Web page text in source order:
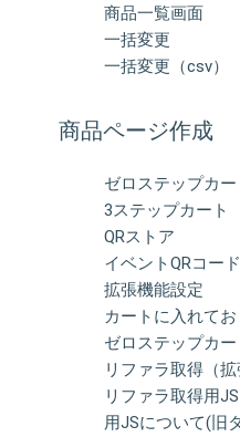
商品一覧画面
一括変更
一括変更（csv）
商品ページ作成
ゼロステップカー
3ステップカート
QRストア
イベントQRコード
拡張機能設定
カートに入れてお
ゼロステップカー
リファラ取得（拡
リファラ取得用
用JSについて(旧